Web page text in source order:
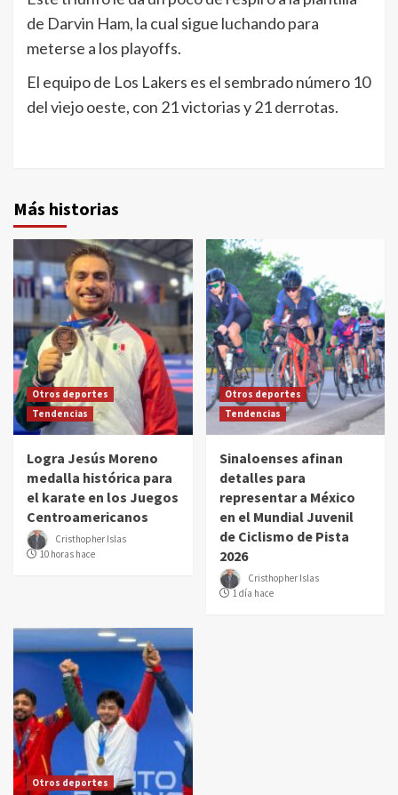
de Darvin Ham, la cual sigue luchando para
meterse a los playoffs.
El equipo de Los Lakers es el sembrado número 10
del viejo oeste, con 21 victorias y 21 derrotas.
Más historias
Otros deportes
Tendencias
Logra Jesús Moreno
medalla histórica para
el karate en los Juegos
Centroamericanos
Cristhopher Islas
10 horas hace
Otros deportes
Tendencias
Sinaloenses afinan
detalles para
representar a México
en el Mundial Juvenil
de Ciclismo de Pista
2026
Cristhopher Islas
1 día hace
Otros deportes